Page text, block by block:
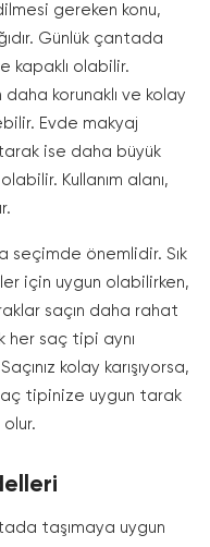
gereken konu,
Günlük çantada
kapaklı olabilir.
korunaklı ve kolay
Evde makyaj
tarak ise daha büyük
Kullanım alanı,
seçimde önemlidir. Sık
için uygun olabilirken,
saçın daha rahat
her saç tipi aynı
kolay karışıyorsa,
tipinize uygun tarak
taşımaya uygun